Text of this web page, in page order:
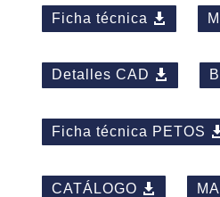
Ficha técnica
Detalles CAD
Ficha técnica PETOS
CATÁLOGO